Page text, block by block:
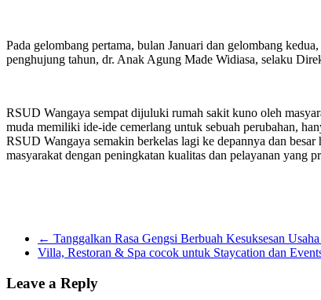
Pada gelombang pertama, bulan Januari dan gelombang
penghujung tahun, dr. Anak Agung Made Widiasa, selaku
RSUD Wangaya sempat dijuluki rumah sakit kuno oleh
muda memiliki ide-ide cemerlang untuk sebuah perubahan,
RSUD Wangaya semakin berkelas lagi ke depannya dan
masyarakat dengan peningkatan kualitas dan pelayanan yang
← Tanggalkan Rasa Gengsi Berbuah Kesuksesan
Villa, Restoran & Spa cocok untuk Staycation dan
Leave a Reply